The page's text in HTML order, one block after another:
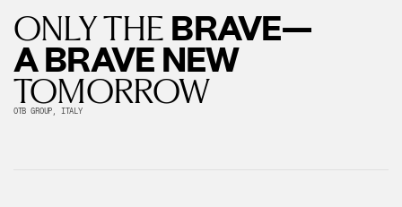
ONLY THE BRAVE—
A BRAVE NEW
TOMORROW
OTB GROUP, ITALY